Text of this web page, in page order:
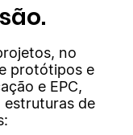
no
protótipos e
e EPC,
estruturas de